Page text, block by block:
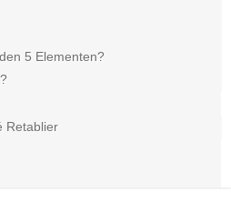
5 Elementen?
Retablier